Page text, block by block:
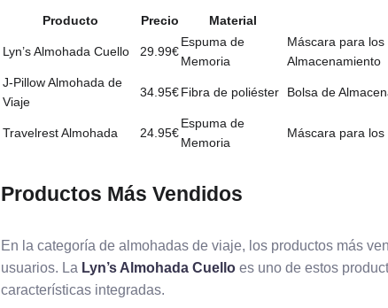
Producto Precio Material
Lyn’s Almohada Cuello 29.99€
Espuma de
Memoria
Máscara para
Almacenamiento
J-Pillow Almohada de
Viaje
34.95€Fibra de poliéster Bolsa de
Travelrest Almohada 24.95€
Espuma de
Memoria
Máscara para los
Productos Más Vendidos
En la categoría de almohadas de viaje, los productos más
usuarios. La Lyn’s Almohada Cuello es uno de estos
características integradas.